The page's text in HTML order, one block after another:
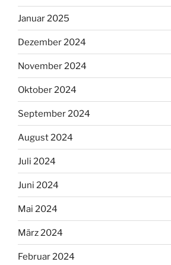
Januar 2025
Dezember 2024
November 2024
Oktober 2024
September 2024
August 2024
Juli 2024
Juni 2024
Mai 2024
März 2024
Februar 2024